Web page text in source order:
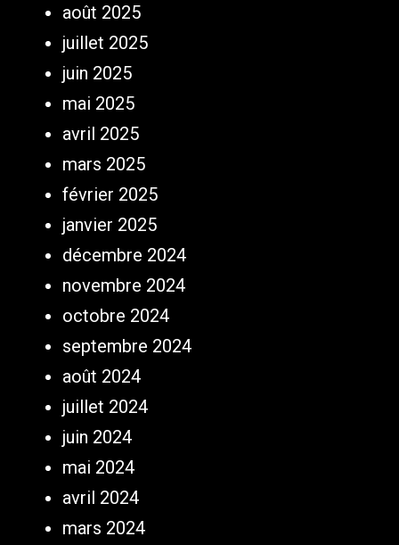
août 2025
juillet 2025
juin 2025
mai 2025
avril 2025
mars 2025
février 2025
janvier 2025
décembre 2024
novembre 2024
octobre 2024
septembre 2024
août 2024
juillet 2024
juin 2024
mai 2024
avril 2024
mars 2024